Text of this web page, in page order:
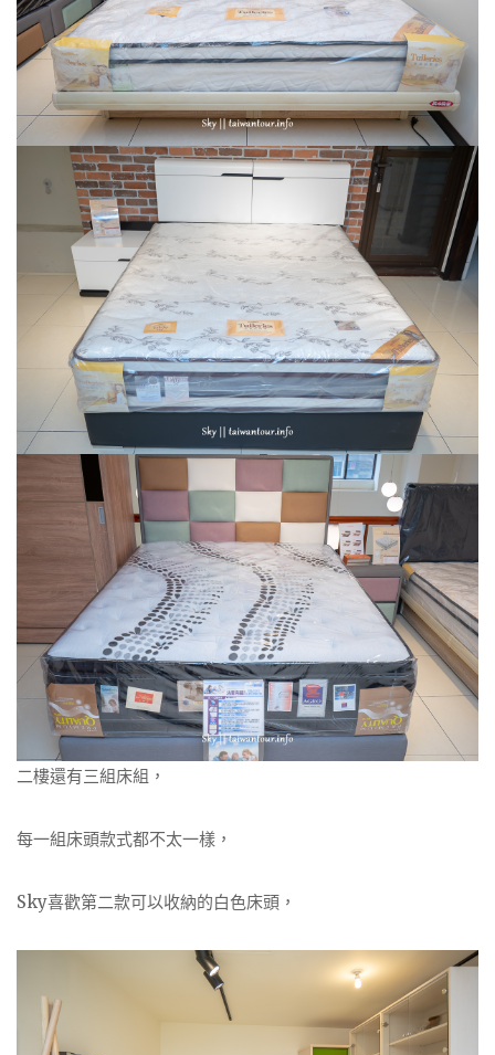
二樓還有三組床組，
每一組床頭款式都不太一樣，
Sky喜歡第二款可以收納的白色床頭，